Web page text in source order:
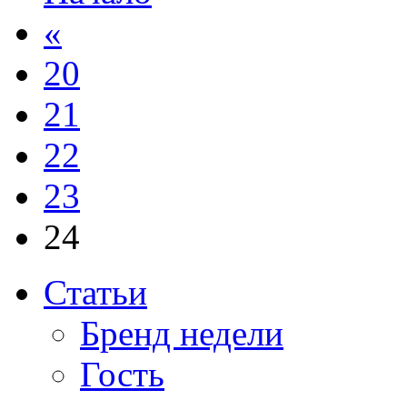
«
20
21
22
23
24
Статьи
Бренд недели
Гость